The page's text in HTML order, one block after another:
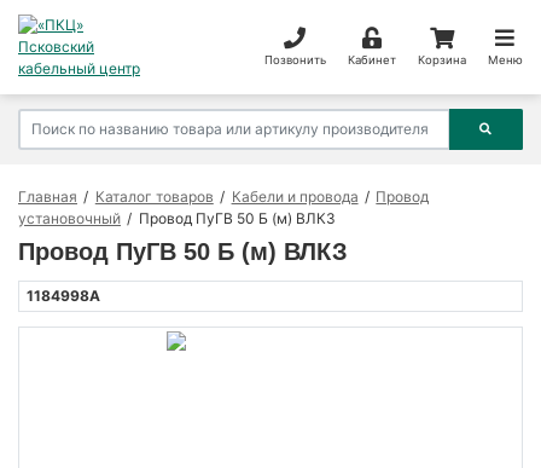
Позвонить Кабинет Корзина Меню
Главная Каталог товаров Кабели и провода
Провод
установочный
Провод ПуГВ 50 Б (м) ВЛКЗ
Провод ПуГВ 50 Б (м) ВЛКЗ
1184998А